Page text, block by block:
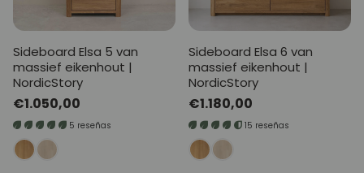
Sideboard Elsa 5 van
massief eikenhout |
NordicStory
Normale
prijs
€1.050,00
5 reseñas
Sideboard Elsa 6 van
massief eikenhout |
NordicStory
Normale
prijs
€1.180,00
15 reseñas